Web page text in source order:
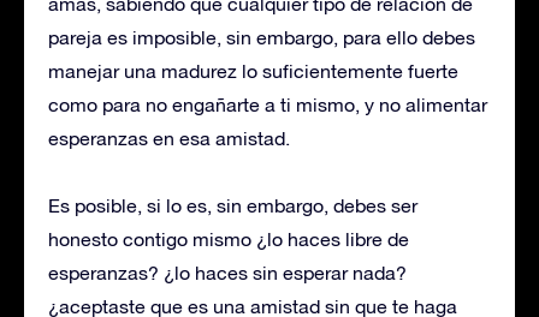
pareja es imposible, sin embargo, para ello debes
manejar una madurez lo suficientemente fuerte
como para no engañarte a ti mismo, y no alimentar
esperanzas en esa amistad.
Es posible, si lo es, sin embargo, debes ser
honesto contigo mismo ¿lo haces libre de
esperanzas? ¿lo haces sin esperar nada?
¿aceptaste que es una amistad sin que te haga